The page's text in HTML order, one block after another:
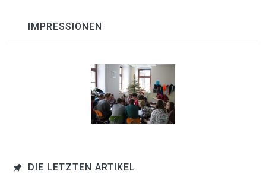
IMPRESSIONEN
DIE LETZTEN ARTIKEL